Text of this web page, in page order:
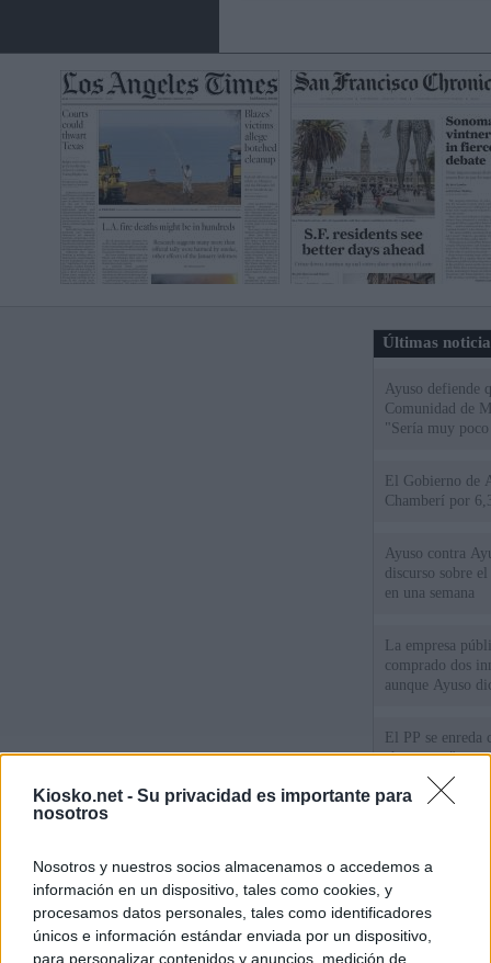
Kiosko.net - Su privacidad es importante para
nosotros
Nosotros y nuestros socios almacenamos o accedemos a
información en un dispositivo, tales como cookies, y
procesamos datos personales, tales como identificadores
únicos e información estándar enviada por un dispositivo,
para personalizar contenidos y anuncios, medición de
Últimas
Ayuso defiende
Comunidad de
"Sería muy
El Gobierno de
Chamberí por
Ayuso contra
discurso sobre
en una semana
La empresa
comprado dos
aunque Ayuso
El PP se
ahora que
comunidades
oponen
menores
© Kiosko.net Aviso Legal Privacidad y Cookies